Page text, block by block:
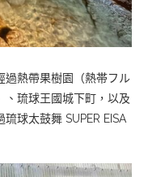
過熱帶果樹園（熱帯フル
、琉球王國城下町，以及
球太鼓舞 SUPER EISA